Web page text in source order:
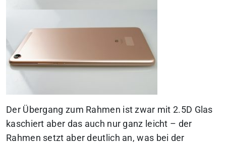
Der Übergang zum Rahmen ist zwar mit 2.5D Glas
kaschiert aber das auch nur ganz leicht – der
Rahmen setzt aber deutlich an, was bei der